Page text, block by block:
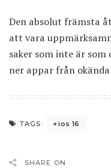
Den absolut främsta
att vara
saker som inte är
ner appar från
TAGS: ios 16
SHARE ON